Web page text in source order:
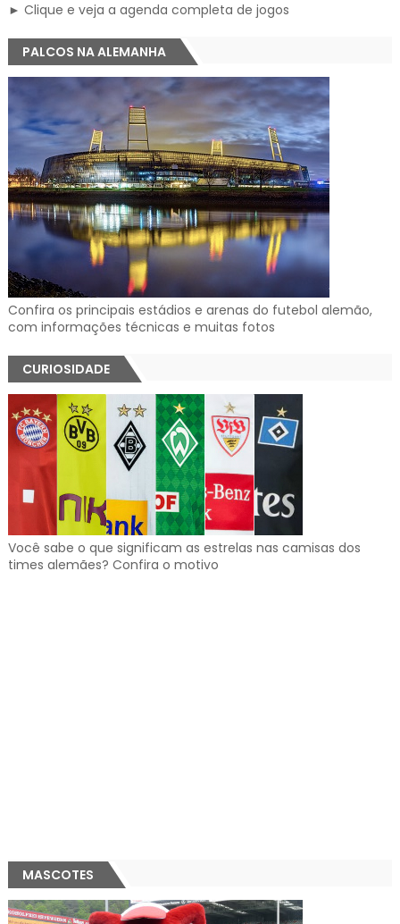
► Clique e veja a agenda completa de jogos
PALCOS NA ALEMANHA
Confira os principais estádios e arenas do futebol alemão,
com informações técnicas e muitas fotos
CURIOSIDADE
Você sabe o que significam as estrelas nas camisas dos
times alemães? Confira o motivo
MASCOTES